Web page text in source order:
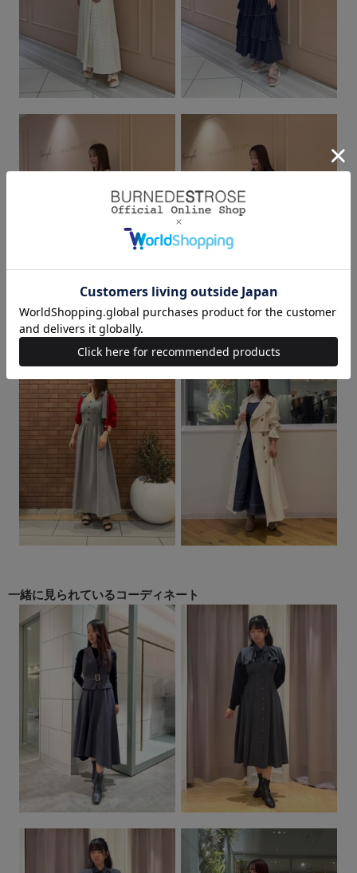
一緒に見られているコーディネート